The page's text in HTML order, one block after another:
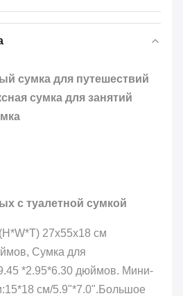
сумка для путешествий
сумка для занятий
с туалетной сумкой
27x55x18 см
Сумка для
*2.95*6.30 дюймов. Мини-
см/5.9"*7.0".Большое